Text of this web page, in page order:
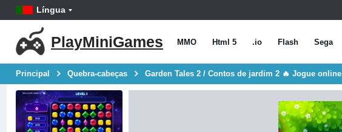
Língua
PlayMiniGames MMO Html 5 .io Flash Sega
Principal Quebra-cabeças Garden Tales 2 / Contos de jardim 2 🔥 Jogue online